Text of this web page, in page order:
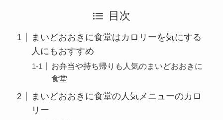
目次
まいどおおきに食堂はカロリーを気にする
人にもおすすめ
お弁当や持ち帰りも人気のまいどおおきに
食堂
まいどおおきに食堂の人気メニューのカロ
リー